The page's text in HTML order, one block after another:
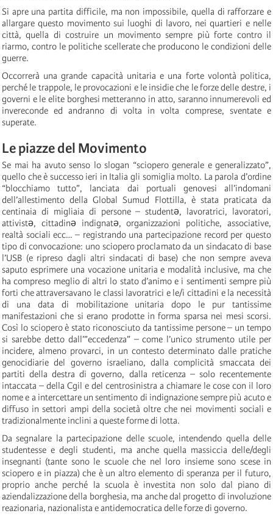
Si apre una partita difficile, ma non impossibile, quella di rafforzare e
allargare questo movimento sui luoghi di lavoro, nei quartieri e nelle
città, quella di costruire un movimento sempre più forte contro il
riarmo, contro le politiche scellerate che producono le condizioni delle
guerre.
Occorrerà una grande capacità unitaria e una forte volontà politica,
perché le trappole, le provocazioni e le insidie che le forze delle destre, i
governi e le elite borghesi metteranno in atto, saranno innumerevoli ed
invereconde ed andranno di volta in volta comprese, sventate e
superate.
Le piazze del Movimento
Se mai ha avuto senso lo slogan “sciopero generale e generalizzato”,
quello che è successo ieri in Italia gli somiglia molto. La parola d’ordine
“blocchiamo tutto”, lanciata dai portuali genovesi all’indomani
dell’allestimento della Global Sumud Flottilla, è stata praticata da
centinaia di migliaia di persone – studentə, lavoratrici, lavoratori,
attivistə, cittadinə indignatə, organizzazioni politiche, associative,
realtà sociali ecc… – registrando una partecipazione record per questo
tipo di convocazione: uno sciopero proclamato da un sindacato di base
l’USB (e ripreso dagli altri sindacati di base) che non sempre aveva
saputo esprimere una vocazione unitaria e modalità inclusive, ma che
ha compreso meglio di altri lo stato d’animo e i sentimenti sempre più
forti che attraversavano le classi lavoratrici e le/i cittadini e la necessità
di una data di mobilitazione unitaria dopo le pur tantissime
manifestazioni che si erano prodotte in forma sparsa nei mesi scorsi.
Così lo sciopero è stato riconosciuto da tantissime persone – un tempo
si sarebbe detto dall’”eccedenza” – come l’unico strumento utile per
incidere, almeno provarci, in un contesto determinato dalle pratiche
genocidiarie del governo israeliano, dalla complicità smaccata dei
partiti della destra di governo, dalla reticenza – solo recentemente
intaccata – della Cgil e del centrosinistra a chiamare le cose con il loro
nome e a intercettare un sentimento di indignazione sempre più acuto e
diffuso in settori ampi della società oltre che nei movimenti sociali e
tradizionalmente inclini a queste forme di lotta.
Da segnalare la partecipazione delle scuole, intendendo quella delle
studentesse e degli studenti, ma anche quella massiccia delle/degli
insegnanti (tante sono le scuole che nel loro insieme sono scese in
sciopero e in piazza) che è un altro elemento di speranza per il futuro,
proprio anche perché la scuola è investita non solo dal piano di
aziendalizzazione della borghesia, ma anche dal progetto di involuzione
reazionaria, nazionalista e antidemocratica delle forze di governo.